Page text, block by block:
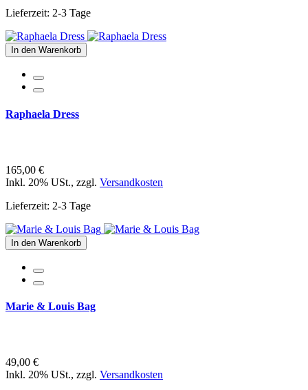
Lieferzeit: 2-3 Tage
In den Warenkorb
Raphaela Dress
165,00 €
Inkl. 20% USt., zzgl. Versandkosten
Lieferzeit: 2-3 Tage
In den Warenkorb
Marie & Louis Bag
49,00 €
Inkl. 20% USt., zzgl. Versandkosten